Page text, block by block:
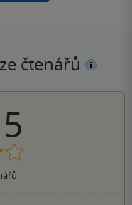
čtenářů
5